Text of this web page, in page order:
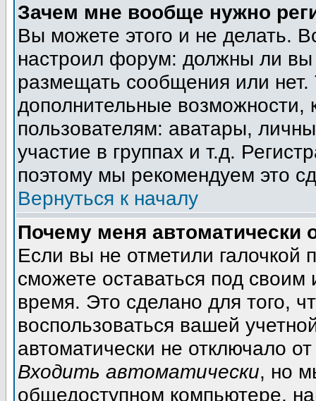
Зачем мне вообще нужно
Вы можете этого и не делать.
настроил форум: должны ли вы
размещать сообщения или
дополнительные
пользователям: аватары,
участие в группах и т.д.
поэтому мы рекомендуем это
Вернуться к началу
Почему меня автоматически
Если вы не отметили галочкой
сможете оставаться под
время. Это сделано для того,
воспользоваться вашей
автоматически не отключало
Входить автоматически, но
общедоступном компьютере,